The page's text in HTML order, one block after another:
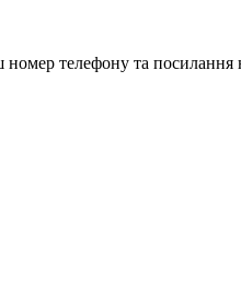
телефону та